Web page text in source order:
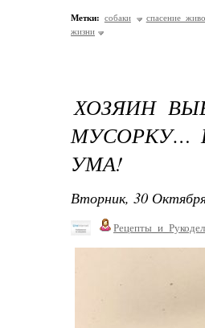
Метки: собаки
спасение
жизни
ХОЗЯИН
МУСОРКУ…
УМА!
Вторник, 30